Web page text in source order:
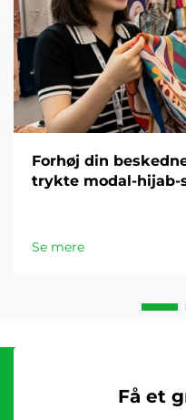
Forhøj din
trykte modal-hijab-
Se mere
Få et